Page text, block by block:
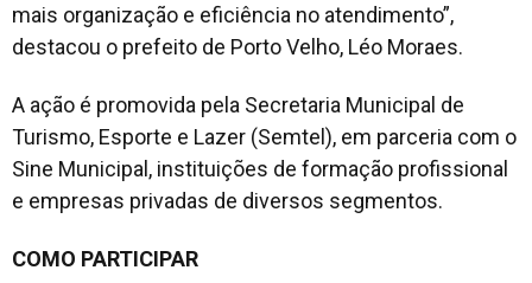
mais organização e eficiência no atendimento”,
destacou o prefeito de Porto Velho, Léo Moraes.
A ação é promovida pela Secretaria Municipal de
Turismo, Esporte e Lazer (Semtel), em parceria com o
Sine Municipal, instituições de formação profissional
e empresas privadas de diversos segmentos.
COMO PARTICIPAR